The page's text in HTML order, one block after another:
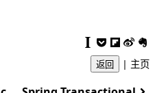
返回 | 主页